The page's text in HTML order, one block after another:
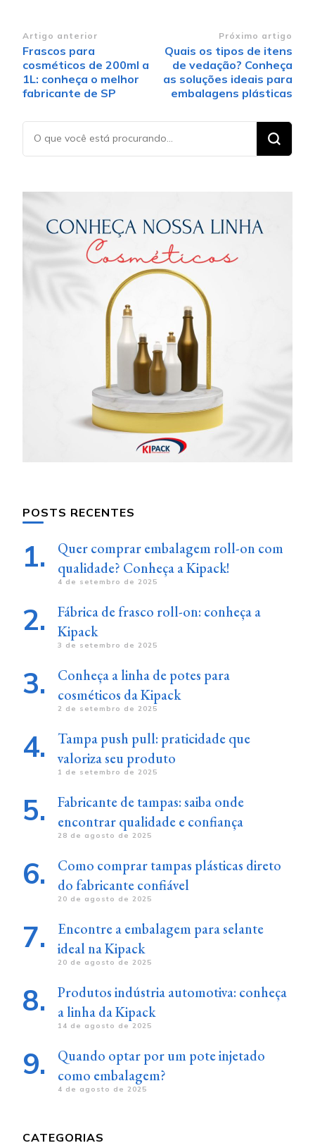
Navegação de post
Artigo anterior
Frascos para
cosméticos de 200ml a
1L: conheça o melhor
fabricante de SP
Próximo artigo
Quais os tipos de itens
de vedação? Conheça
as soluções ideais para
embalagens plásticas
Procurando
algo?
POSTS RECENTES
Quer comprar embalagem roll-on com
qualidade? Conheça a Kipack!
4 de setembro de 2025
Fábrica de frasco roll-on: conheça a
Kipack
3 de setembro de 2025
Conheça a linha de potes para
cosméticos da Kipack
2 de setembro de 2025
Tampa push pull: praticidade que
valoriza seu produto
1 de setembro de 2025
Fabricante de tampas: saiba onde
encontrar qualidade e confiança
28 de agosto de 2025
Como comprar tampas plásticas direto
do fabricante confiável
20 de agosto de 2025
Encontre a embalagem para selante
ideal na Kipack
20 de agosto de 2025
Produtos indústria automotiva: conheça
a linha da Kipack
14 de agosto de 2025
Quando optar por um pote injetado
como embalagem?
4 de agosto de 2025
CATEGORIAS